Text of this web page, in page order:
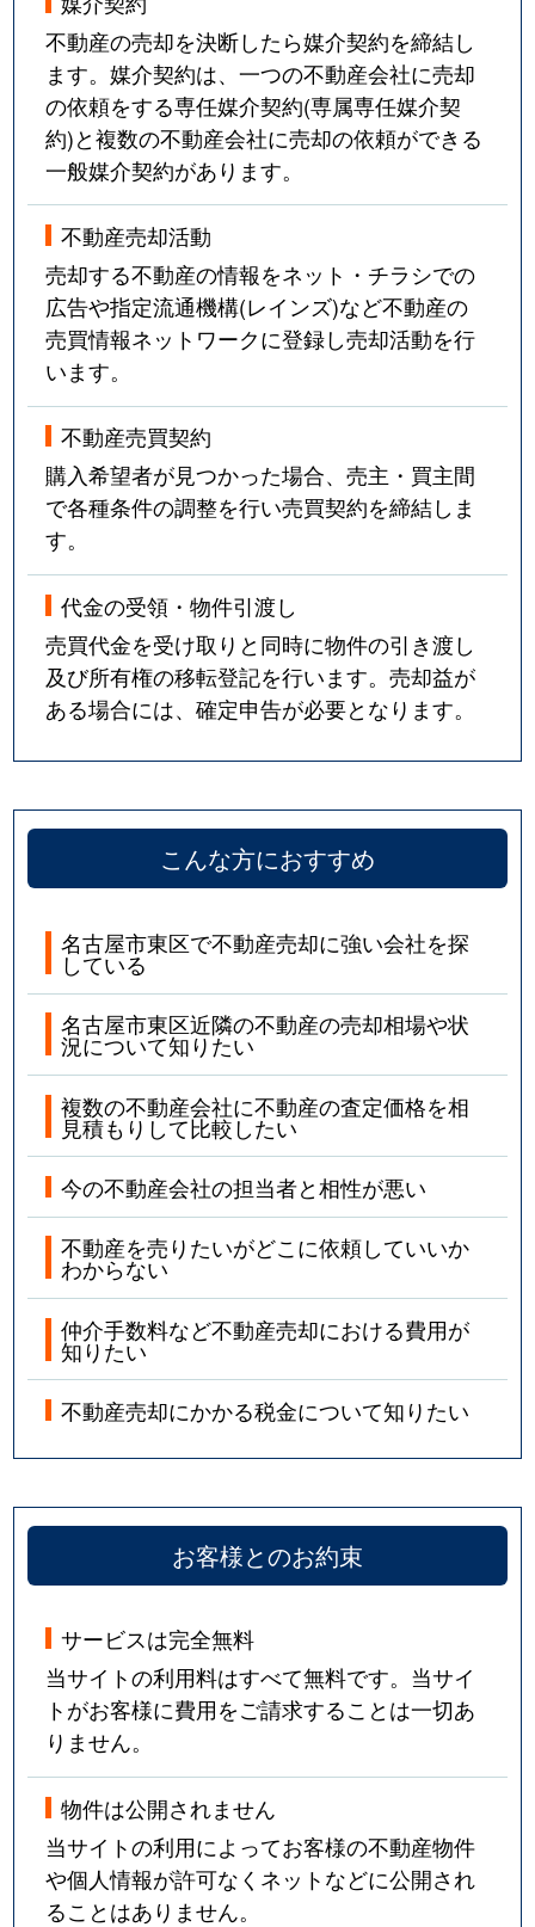
不動産の売却を決断したら媒介契約を締結し
ます。媒介契約は、一つの不動産会社に売却
の依頼をする専任媒介契約(専属専任媒介契
約)と複数の不動産会社に売却の依頼ができる
一般媒介契約があります。
不動産売却活動
売却する不動産の情報をネット・チラシでの
広告や指定流通機構(レインズ)など不動産の
売買情報ネットワークに登録し売却活動を行
います。
不動産売買契約
購入希望者が見つかった場合、売主・買主間
で各種条件の調整を行い売買契約を締結しま
す。
代金の受領・物件引渡し
売買代金を受け取りと同時に物件の引き渡し
及び所有権の移転登記を行います。売却益が
ある場合には、確定申告が必要となります。
こんな方におすすめ
名古屋市東区で不動産売却に強い会社を探
している
名古屋市東区近隣の不動産の売却相場や状
況について知りたい
複数の不動産会社に不動産の査定価格を相
見積もりして比較したい
今の不動産会社の担当者と相性が悪い
不動産を売りたいがどこに依頼していいか
わからない
仲介手数料など不動産売却における費用が
知りたい
不動産売却にかかる税金について知りたい
お客様とのお約束
サービスは完全無料
当サイトの利用料はすべて無料です。当サイ
トがお客様に費用をご請求することは一切あ
りません。
物件は公開されません
当サイトの利用によってお客様の不動産物件
や個人情報が許可なくネットなどに公開され
ることはありません。